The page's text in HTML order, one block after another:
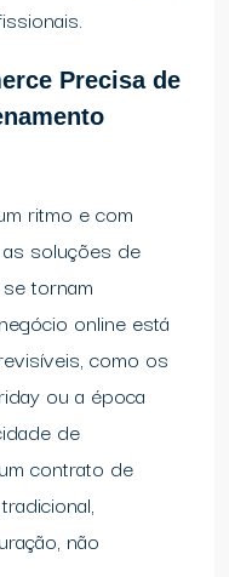
Precisa de
ritmo e com
soluções de
tornam
online está
como os
ou a época
de
contrato de
não